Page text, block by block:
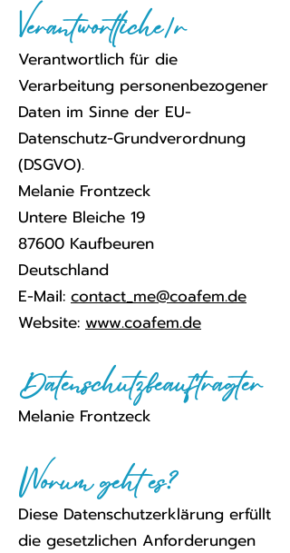
Verantwortliche/r
Verantwortlich für die
Verarbeitung personenbezogener
Daten im Sinne der EU-
Datenschutz-Grundverordnung
(DSGVO).
Melanie Frontzeck
Untere Bleiche 19
87600 Kaufbeuren
Deutschland
E-Mail: contact_me@coafem.de
Website: www.coafem.de
Datenschutzbeauftragter
Melanie Frontzeck
Worum geht es?
Diese Datenschutzerklärung erfüllt
die gesetzlichen Anforderungen